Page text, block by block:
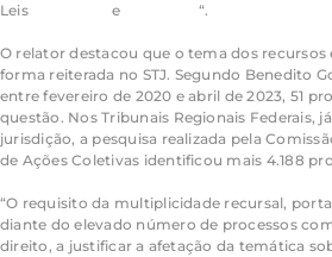
Leis
e “.
O relator destacou que o tema dos recursos
forma reiterada no STJ. Segundo Benedito
entre fevereiro de 2020 e abril de 2023, 51
questão. Nos Tribunais Regionais Federais,
jurisdição, a pesquisa realizada pela
de Ações Coletivas identificou mais 4.188
“O requisito da multiplicidade recursal,
diante do elevado número de processos
direito, a justificar a afetação da temática